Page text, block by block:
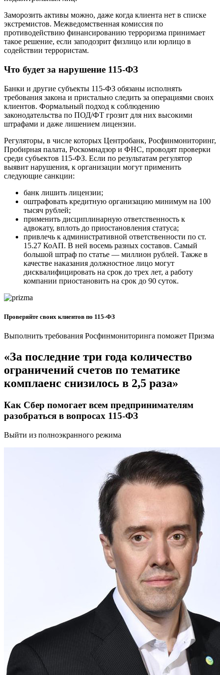
Заморозить активы можно, даже когда клиента нет в списке
экстремистов. Межведомственная комиссия по
противодействию финансированию терроризма принимает
такое решение, если заподозрит физлицо или юрлицо в
содействии террористам.
Что будет за нарушение 115-ФЗ
Банки и другие субъекты 115-ФЗ обязаны исполнять
требования закона и пристально следить за операциями своих
клиентов. Формальный подход к соблюдению
законодательства по ПОД/ФТ грозит для них высокими
штрафами и даже лишением лицензии.
Регуляторы, в числе которых Центробанк, Росфинмониторинг,
Пробирная палата, Роскомнадзор и ФНС, проводят проверки
среди субъектов 115-ФЗ. Если по результатам регулятор
выявит нарушения, к организации могут применить
следующие санкции:
банк лишить лицензии;
оштрафовать кредитную организацию минимум на 100
тысяч рублей;
применить дисциплинарную ответственность к
адвокату, вплоть до приостановления статуса;
привлечь к административной ответственности по ст.
15.27 КоАП. В ней восемь разных составов. Самый
большой штраф по статье — миллион рублей. Также в
качестве наказания должностное лицо могут
дисквалифицировать на срок до трех лет, а работу
компании приостановить на срок до 90 суток.
Проверяйте своих клиентов по 115‑ФЗ
Выполнить требования Росфинмониторинга поможет Призма
«За последние три года количество
ограничений счетов по тематике
комплаенс снизилось в 2,5 раза»
Как Сбер помогает всем предпринимателям
разобраться в вопросах 115-ФЗ
Выйти из полноэкранного режима